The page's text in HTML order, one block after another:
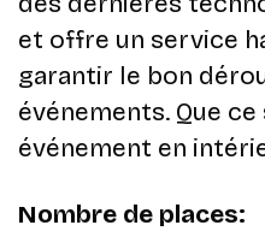
et offre un service
garantir le bon
événements. Que
événement en
Nombre de places: